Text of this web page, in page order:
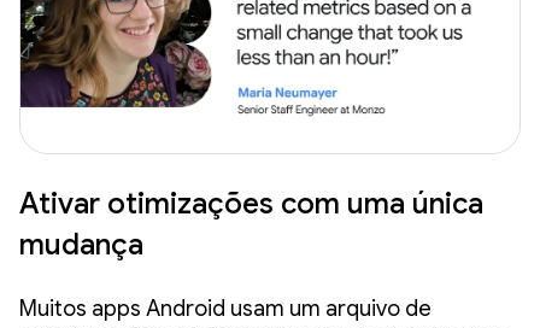
Ativar otimizações com uma única
mudança
Muitos apps Android usam um arquivo de